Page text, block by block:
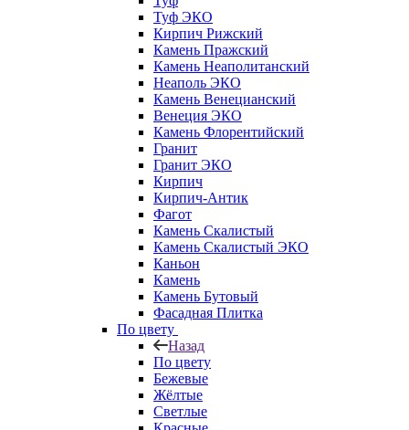
Туф ЭКО
Кирпич Рижский
Камень Пражский
Камень Неаполитанский
Неаполь ЭКО
Камень Венецианский
Венеция ЭКО
Камень Флорентийский
Гранит
Гранит ЭКО
Кирпич
Кирпич-Антик
Фагот
Камень Скалистый
Камень Скалистый ЭКО
Каньон
Камень
Камень Бутовый
Фасадная Плитка
По цвету
Назад
По цвету
Бежевые
Жёлтые
Светлые